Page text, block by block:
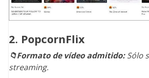
2. PopcornFlix
📁Formato de vídeo admitido:Sólo
streaming.